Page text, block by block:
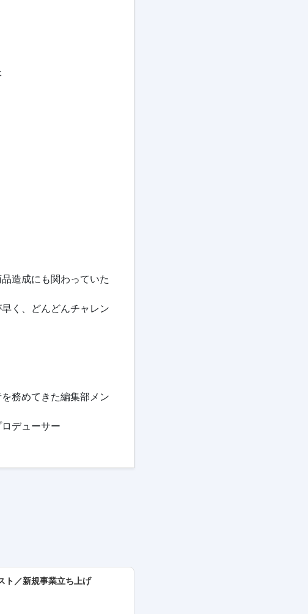
造成にも関わっていた
く、どんどんチャレン
務めてきた編集部メン
デューサー
／新規事業立ち上げ